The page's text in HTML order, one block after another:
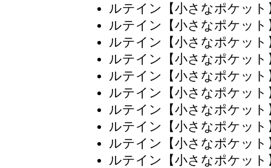
ルテイン【小さなポケッ
ルテイン【小さなポケッ
ルテイン【小さなポケッ
ルテイン【小さなポケッ
ルテイン【小さなポケッ
ルテイン【小さなポケッ
ルテイン【小さなポケッ
ルテイン【小さなポケッ
ルテイン【小さなポケッ
ルテイン【小さなポケッ